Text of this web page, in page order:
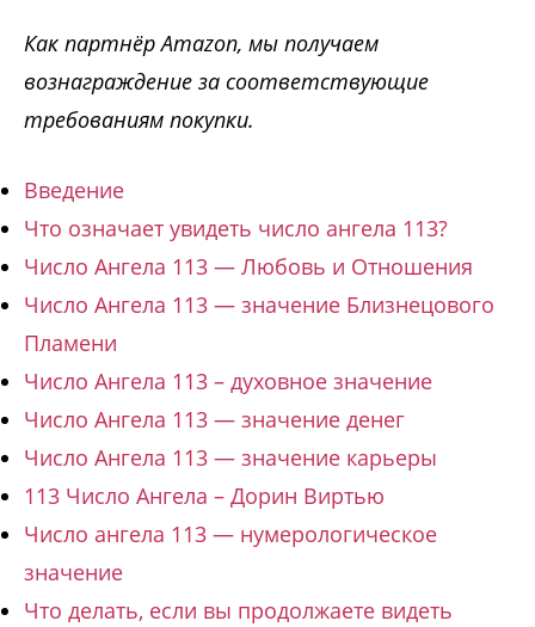
Как партнёр Amazon, мы получаем
вознаграждение за соответствующие
требованиям покупки.
Введение
Что означает увидеть число ангела 113?
Число Ангела 113 — Любовь и Отношения
Число Ангела 113 — значение Близнецового
Пламени
Число Ангела 113 – духовное значение
Число Ангела 113 — значение денег
Число Ангела 113 — значение карьеры
113 Число Ангела – Дорин Виртью
Число ангела 113 — нумерологическое
значение
Что делать, если вы продолжаете видеть